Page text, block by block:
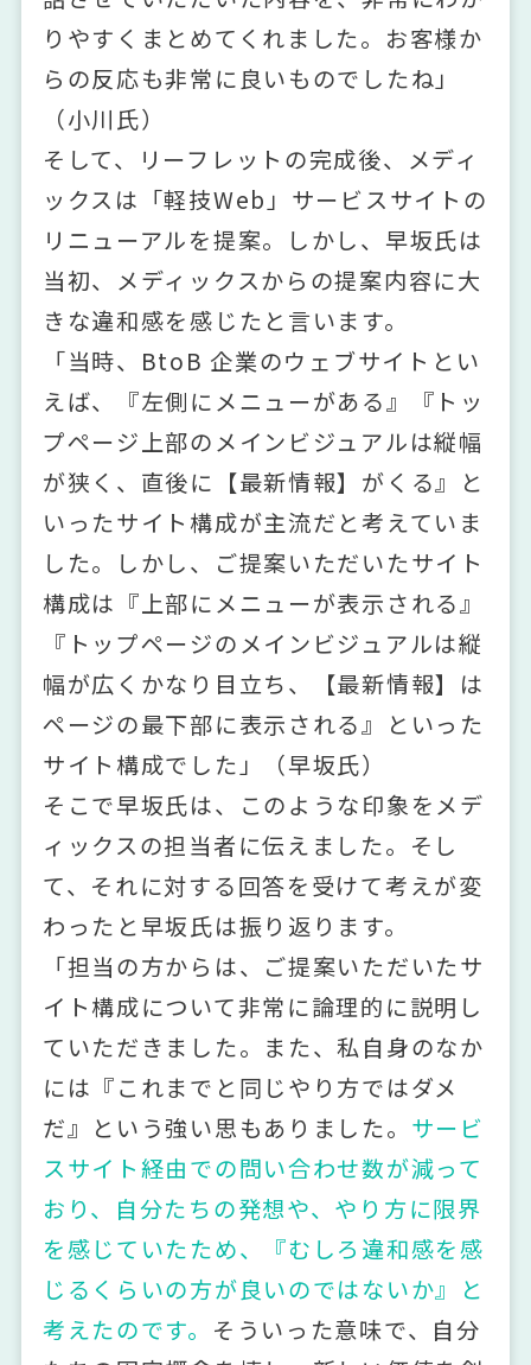
りやすくまとめてくれました。お客様か
らの反応も非常に良いものでしたね」
（小川氏）
そして、リーフレットの完成後、メディ
ックスは「軽技Web」サービスサイトの
リニューアルを提案。しかし、早坂氏は
当初、メディックスからの提案内容に大
きな違和感を感じたと言います。
「当時、BtoB 企業のウェブサイトとい
えば、『左側にメニューがある』『トッ
プページ上部のメインビジュアルは縦幅
が狭く、直後に【最新情報】がくる』と
いったサイト構成が主流だと考えていま
した。しかし、ご提案いただいたサイト
構成は『上部にメニューが表示される』
『トップページのメインビジュアルは縦
幅が広くかなり目立ち、【最新情報】は
ページの最下部に表示される』といった
サイト構成でした」（早坂氏）
そこで早坂氏は、このような印象をメデ
ィックスの担当者に伝えました。そし
て、それに対する回答を受けて考えが変
わったと早坂氏は振り返ります。
「担当の方からは、ご提案いただいたサ
イト構成について非常に論理的に説明し
ていただきました。また、私自身のなか
には『これまでと同じやり方ではダメ
だ』という強い思もありました。 サービ
スサイト経由での問い合わせ数が減って
おり、自分たちの発想や、やり方に限界
を感じていたため、『むしろ違和感を感
じるくらいの方が良いのではないか』と
考えたのです。 そういった意味で、自分